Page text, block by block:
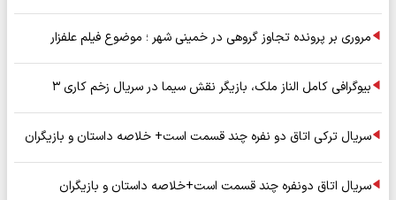
مروری بر پرونده تجاوز گروهی در خمینی شهر ؛ موضوع فیلم علفزار
بیوگرافی کامل الناز ملک، بازیگر نقش سیما در سریال زخم کاری ۳
سریال ترکی اتاق دو نفره چند قسمت است+ خلاصه داستان و بازیگران
سریال اتاق دونفره چند قسمت است+خلاصه داستان و بازیگران